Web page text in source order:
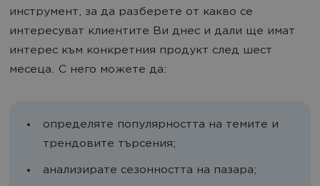
инструмент, за да разберете от какво се
интересуват клиентите Ви днес и дали ще имат
интерес към конкретния продукт след шест
месеца. С него можете да:
определяте популярността на темите и
трендовите търсения;
анализирате сезонността на пазара;